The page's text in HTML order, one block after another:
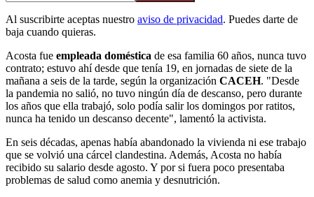
Al suscribirte aceptas nuestro aviso de privacidad. Puedes darte de
baja cuando quieras.
Acosta fue empleada doméstica de esa familia 60 años, nunca tuvo
contrato; estuvo ahí desde que tenía 19, en jornadas de siete de la
mañana a seis de la tarde, según la organización CACEH. "Desde
la pandemia no salió, no tuvo ningún día de descanso, pero durante
los años que ella trabajó, solo podía salir los domingos por ratitos,
nunca ha tenido un descanso decente", lamentó la activista.
En seis décadas, apenas había abandonado la vivienda ni ese trabajo
que se volvió una cárcel clandestina. Además, Acosta no había
recibido su salario desde agosto. Y por si fuera poco presentaba
problemas de salud como anemia y desnutrición.